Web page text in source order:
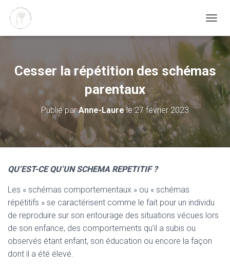
Cesser la répétition des schémas
parentaux
Publié parAnne-Laurele27 février 2023
QU’EST-CE QU’UN SCHEMA REPETITIF ?
Les « schémas comportementaux » ou « schémas
répétitifs » se caractérisent comme le fait pour un individu
de reproduire sur son entourage des situations vécues lors
de son enfance, des comportements qu’il a subis ou
observés étant enfant, son éducation ou encore la façon
dont il a été élevé.